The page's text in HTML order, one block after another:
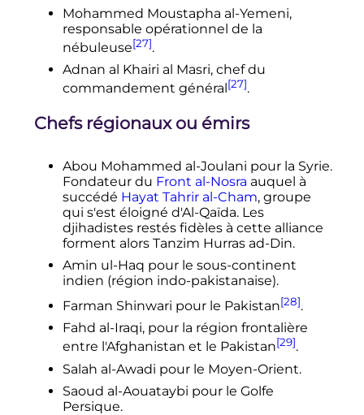
Mohammed Moustapha al-Yemeni,
responsable opérationnel de la
nébuleuse[27].
Adnan al Khairi al Masri, chef du
commandement général [27].
Chefs régionaux ou émirs
Abou Mohammed al-Joulani pour la Syrie.
Fondateur du Front al-Nosra auquel à
succédé Hayat Tahrir al-Cham, groupe
qui s'est éloigné d'Al-Qaïda. Les
djihadistes restés fidèles à cette alliance
forment alors Tanzim Hurras ad-Din.
Amin ul-Haq pour le sous-continent
indien (région indo-pakistanaise).
Farman Shinwari pour le Pakistan[28].
Fahd al-Iraqi, pour la région frontalière
entre l'Afghanistan et le Pakistan[29].
Salah al-Awadi pour le Moyen-Orient.
Saoud al-Aouataybi pour le Golfe
Persique.